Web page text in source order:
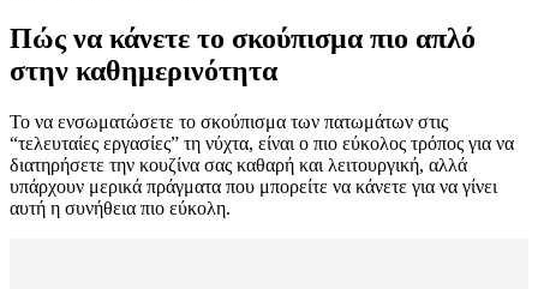
Πώς να κάνετε το σκούπισμα πιο απλό
στην καθημερινότητα
Το να ενσωματώσετε το σκούπισμα των πατωμάτων στις
“τελευταίες εργασίες” τη νύχτα, είναι ο πιο εύκολος τρόπος για να
διατηρήσετε την κουζίνα σας καθαρή και λειτουργική, αλλά
υπάρχουν μερικά πράγματα που μπορείτε να κάνετε για να γίνει
αυτή η συνήθεια πιο εύκολη.